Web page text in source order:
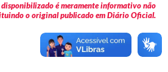
é meramente informativo não
o original publicado em Diário Oficial.